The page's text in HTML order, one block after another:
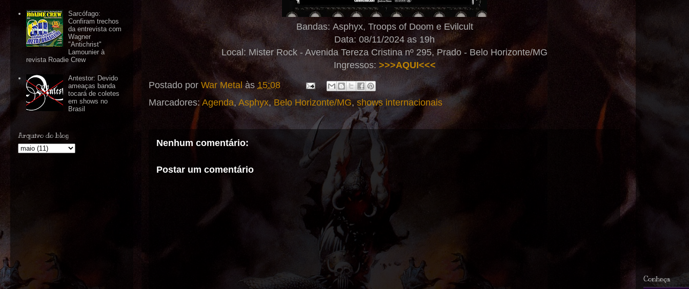
Bandas: Asphyx, Troops of Doom e Evilcult
Data: 08/11/2024 as 19h
Local: Mister Rock - Avenida Tereza Cristina nº 295, Prado - Belo Horizonte/MG
Ingressos: >>>AQUI<<<
Postado por War Metal às15:08
Marcadores: Agenda,Asphyx,Belo Horizonte/MG, shows internacionais
Nenhum comentário:
Postar um comentário
Sarcófago:
Confiram trechos
da entrevista com
Wagner
"Antichrist"
Lamounier à
revista Roadie Crew
Antestor: Devido
ameaças banda
tocará de coletes
em shows no
Brasil
Arquivo do blog
Conheça